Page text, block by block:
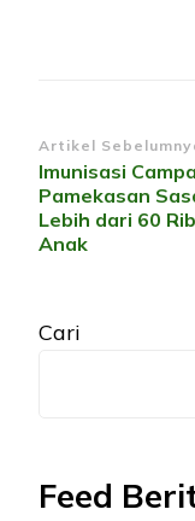
Navigasi
Artikel
Artikel
Imunisasi
Pamekasan
Lebih dari 60
Anak
Cari
Feed